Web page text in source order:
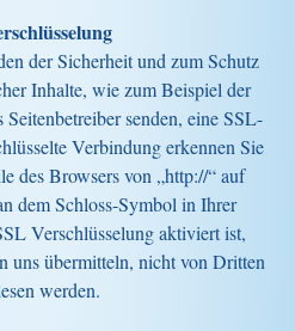
der Sicherheit und zum Schutz
Inhalte, wie zum Beispiel der
senden, eine SSL-
Verbindung erkennen Sie
des Browsers von „http://“ auf
dem Schloss-Symbol in Ihrer
Verschlüsselung aktiviert ist,
uns übermitteln, nicht von Dritten
werden.